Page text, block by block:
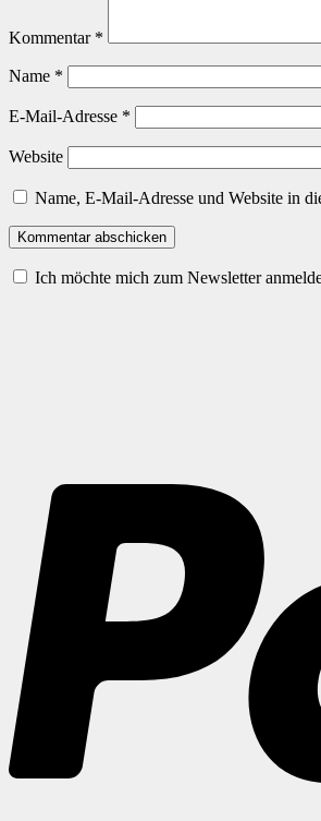
Kommentar *
Name *
E-Mail-Adresse *
Website
Name, E-Mail-Adresse und Website in
Ich möchte mich zum Newsletter